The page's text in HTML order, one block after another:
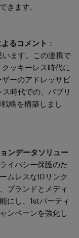
きます。
るコメント ：
います。この連携で
ッキーレス時代に
ーのアドレッサビ
時代での、パブリ
略を構築しまし
ンデータソリュー
イバシー保護のた
ムレスなIDリンク
ブランドとメディ
にし、1stパーティ
ンペーンを強化し